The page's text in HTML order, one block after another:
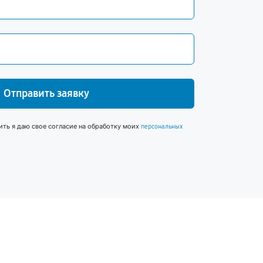
Отправить заявку
я даю свое согласие на обработку моих персональных